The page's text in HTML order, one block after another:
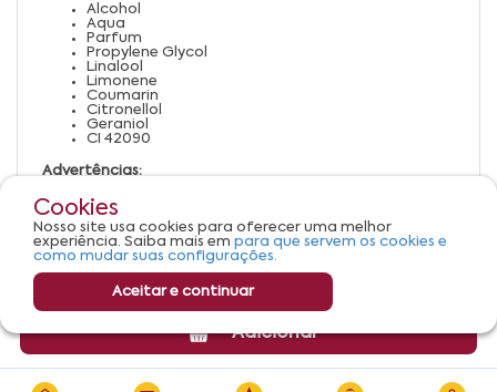
Adicionar
Alcohol
Aqua
Parfum
Propylene Glycol
Linalool
Limonene
Coumarin
Citronellol
Geraniol
CI 42090
Advertências:
Uso externo
Evite contato com os olhos
Mantenha fora do alcance de crianças
Em caso de irritação, suspenda o uso
Cookies
Nosso site usa cookies para oferecer uma melhor
experiência. Saiba mais em para que servem os cookies e
como mudar suas configurações.
Aceitar e continuar